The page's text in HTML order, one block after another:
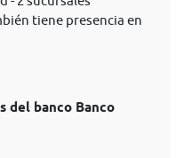
tiene presencia en
del banco Banco